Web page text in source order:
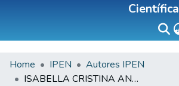
Científica
Sobre
Home IPEN
Autores IPEN
ISABELLA CRISTINA ANTUNES DA C. BORDON